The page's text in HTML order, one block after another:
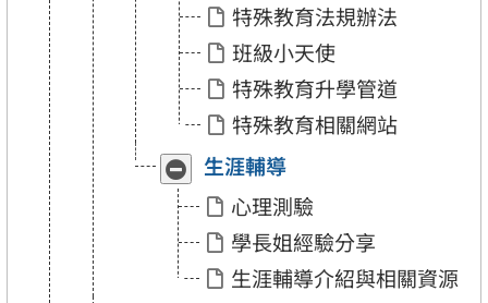
教
育」
教
育」
特殊教育法規辦法
班級小天使
特殊教育升學管道
特殊教育相關網站
收
合
「生
輔
導」
展
開
「生
輔
導」
生涯輔導
心理測驗
學長姐經驗分享
生涯輔導介紹與相關資源